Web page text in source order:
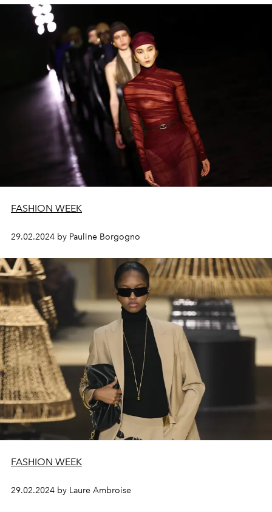
FASHION WEEK
29.02.2024 by Pauline Borgogno
FASHION WEEK
29.02.2024 by Laure Ambroise